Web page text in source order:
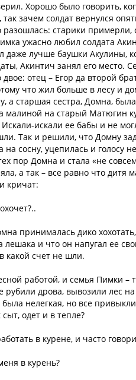
Хорошо было говорить,
так зачем солдат вернулся
разошлась: старики
ужасно любил солдата
даже лучше баушки Акулины,
Акинтич занял его место.
двое: отец – Егор да второй
что жил больше в лесу и
а старшая сестра, Домна,
малиной на старый Матюгин
Искали-искали ее бабы и не
Так и решили, что Домну
сосну, уцепилась и голосу
пор Домна и стала «не
а так – все равно что
кричат:
принималась дико
лешака и что он напугал ее
какой счет не шли.
работой, и семья Пимки –
рубили дрова, вывозили лес
нелегкая, но все
одет и в тепле?
в курене, и часто
в курень?